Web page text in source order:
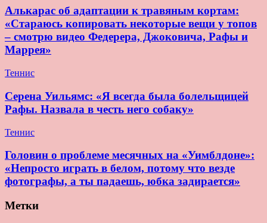
Алькарас об адаптации к травяным кортам:
«Стараюсь копировать некоторые вещи у топов
– смотрю видео Федерера, Джоковича, Рафы и
Маррея»
Теннис
Серена Уильямс: «Я всегда была болельщицей
Рафы. Назвала в честь него собаку»
Теннис
Головин о проблеме месячных на «Уимблдоне»:
«Непросто играть в белом, потому что везде
фотографы, а ты падаешь, юбка задирается»
Метки